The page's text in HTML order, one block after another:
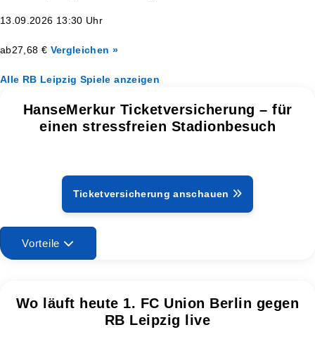
13.09.2026 13:30 Uhr
ab27,68 € Vergleichen »
Alle RB Leipzig Spiele anzeigen
HanseMerkur Ticketversicherung – für
einen stressfreien Stadionbesuch
Ticketversicherung anschauen
Vorteile
Wo läuft heute 1. FC Union Berlin gegen
RB Leipzig live